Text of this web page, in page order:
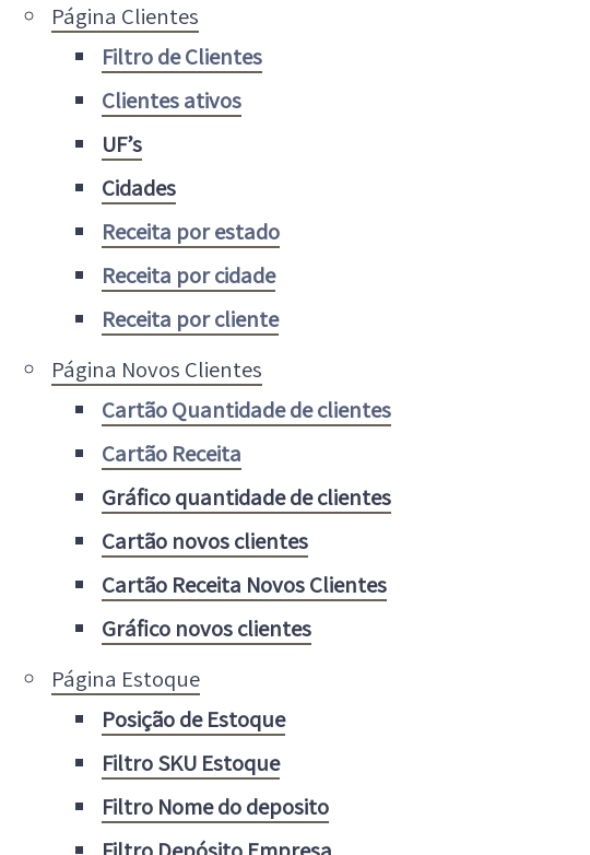
Página Clientes
Filtro de Clientes
Clientes ativos
UF’s
Cidades
Receita por estado
Receita por cidade
Receita por cliente
Página Novos Clientes
Cartão Quantidade de clientes
Cartão Receita
Gráfico quantidade de clientes
Cartão novos clientes
Cartão Receita Novos Clientes
Gráfico novos clientes
Página Estoque
Posição de Estoque
Filtro SKU Estoque
Filtro Nome do deposito